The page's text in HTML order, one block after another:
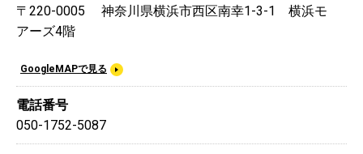
〒220-0005 神奈川県横浜市西区南幸1-3-1 横浜モ
アーズ4階
GoogleMAPで見る
電話番号
050-1752-5087